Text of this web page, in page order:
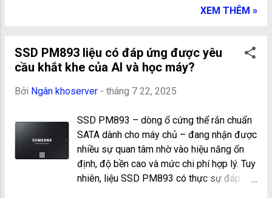
mọi khía cạnh về SSD Samsung để đánh
không ! Tổng quan về thương hiệu SSD
Samsung Trước khi đi sâu vào chất lượng
về thương hiệu Samsung trong mảng lưu
thiết bị điện tử hàng đầu mà còn là một
trong số ít công ty sở hữu toàn bộ chuỗi
cung ứng sản xuất SSD, từ chip nhớ NAND
đến bộ điều khiển (controller). Khả năng
kiểm soát toàn diện này giúp Samsung tạo
XEM THÊM »
SSD PM893 liệu có đáp ứng được yêu
cầu khắt khe của AI và học máy?
Bởi Ngân khoserver - tháng 7 22, 2025
SSD PM893 – dòng ổ cứng thể rắn chuẩn
SATA dành cho máy chủ – đang nhận được
nhiều sự quan tâm nhờ vào hiệu năng ổn
định, độ bền cao và mức chi phí hợp lý. Tuy
nhiên, liệu SSD PM893 có thực sự đáp